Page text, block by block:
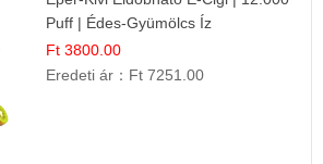
Puff | Édes-Gyümölcs Íz
Ft 3800.00
Eredeti ár： Ft 7251.00